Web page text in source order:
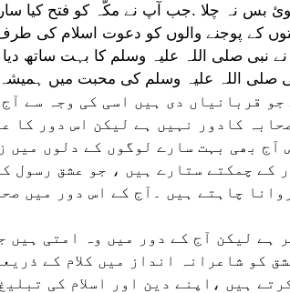
بس نہ چلا .جب آپ نے مکّہ کو فتح کیا
بتوں کے پوجنے والوں کو دعوت اسلام کی طرف
نبی صلی اللہ علیہ وسلم کا بہت ساتھ دیا
صلی اللہ علیہ وسلم کی محبت میں
قربانیاں دی ہیں اسی کی وجہ سے آج
کادور نہیں ہے لیکن اس دور کا
آج بھی بہت سارے لوگوں کے دلوں میں
کے چمکتے ستارے ہیں ، جو عشق رسول
چاہتے ہیں ۔آج کے اس دور میں
ہے لیکن آج کے دور میں وہ امتی ہیں
کو شاعرانہ انداز میں کلام کے
ہیں ،اپنے دین اور اسلام کی